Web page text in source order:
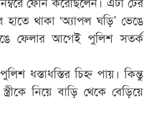
হাতে থাকা ‘অ্যাপল ঘড়ি’ ভেঙে
ফেলার আগেই পুলিশ সতর্ক
ধস্তাধস্তির চিহ্ন পায়। কিন্তু
নিয়ে বাড়ি থেকে বেড়িয়ে